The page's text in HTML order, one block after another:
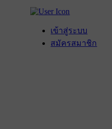
เข้าสู่ระบบ
สมัครสมาชิก